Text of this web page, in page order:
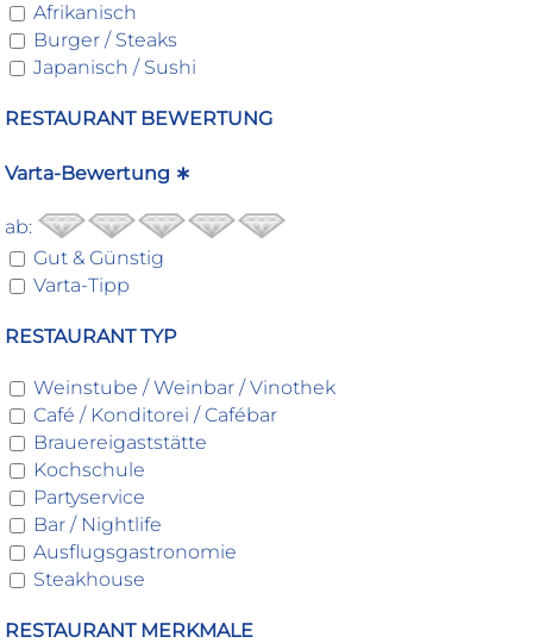
Afrikanisch
Burger / Steaks
Japanisch / Sushi
RESTAURANT BEWERTUNG
Varta-Bewertung ∗
ab:
Gut & Günstig
Varta-Tipp
RESTAURANT TYP
Weinstube / Weinbar / Vinothek
Café / Konditorei / Cafébar
Brauereigaststätte
Kochschule
Partyservice
Bar / Nightlife
Ausflugsgastronomie
Steakhouse
RESTAURANT MERKMALE